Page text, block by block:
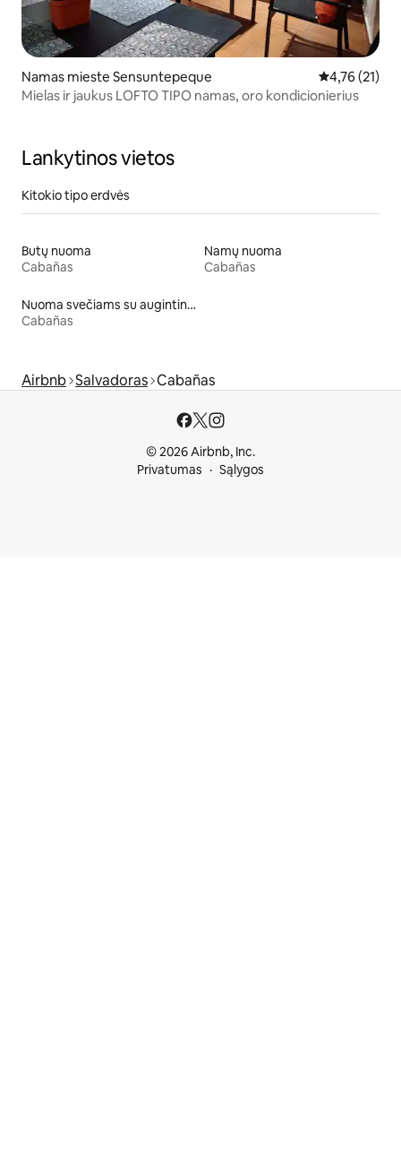
Namas mieste Sensuntepeque Vidutinis
4,76 (21)
Mielas ir jaukus LOFTO TIPO namas, oro kondicionierius
Lankytinos vietos
Kitokio tipo erdvės
Butų nuoma
Cabañas
Namų nuoma
Cabañas
Nuoma svečiams su augintiniais
Cabañas
Airbnb Salvadoras Cabañas
© 2026 Airbnb, Inc.
Privatumas
Sąlygos